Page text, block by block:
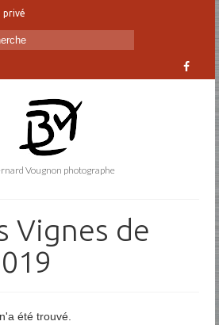
privé
Vougnon photographe
Vignes de
été trouvé.